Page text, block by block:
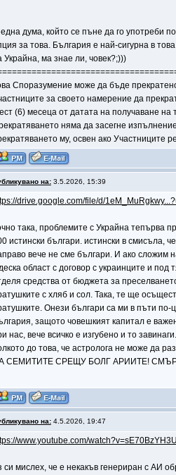
дума, който се пъне да го употреби
за това. България е най-сигурна в
Украйна, ма знае ли, човек?;)))
Споразумение може да бъде
за своето намерение да
(6) месеца от датата на получаване на
няма да засегне
му, освен ако Участниците
на:3.5.2026, 15:39
drive.google.com/file/d/
така, проблемите с Украйна тепърва
истински българи. истински в смисъла,
вече не сме българи. И ако сложим
област с договор с украинците и
средства от бюджета за
с хляб и сол. Така, те ще
Онези българи са ми в пъти
защото човешкият капитал е
нас, вече всичко е изгубено и то
до това, че астролога не може да
СЕМИТИТЕ СРЕЩУ БОЛГ АРИИТЕ!
на:4.5.2026, 19:47
www.youtube.com/
си мислех, че е некакъв генериран с АИ